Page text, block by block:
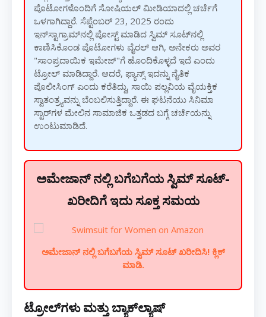
ಪೊಟೋಗಳೊಂದಿಗೆ ಸೋಷಿಯಲ್ ಮೀಡಿಯಾದಲ್ಲಿ ಚರ್ಚೆಗೆ
ಒಳಗಾಗಿದ್ದಾರೆ. ಸೆಪ್ಟೆಂಬರ್ 23, 2025 ರಂದು
ಇನ್‌ಸ್ಟಾಗ್ರಾಮ್‌ನಲ್ಲಿ ಪೋಸ್ಟ್ ಮಾಡಿದ ಸ್ವಿಮ್ ಸೂಟ್‌ನಲ್ಲಿ
ಕಾಣಿಸಿಕೊಂಡ ಪೊಟೋಗಳು ವೈರಲ್ ಆಗಿ, ಅನೇಕರು ಅವರ
"ಸಾಂಪ್ರದಾಯಿಕ ಇಮೇಜ್"ಗೆ ಹೊಂದಿಕೊಳ್ಳದೆ ಇದೆ ಎಂದು
ಟ್ರೋಲ್ ಮಾಡಿದ್ದಾರೆ. ಆದರೆ, ಫ್ಯಾನ್ಸ್ ಇದನ್ನು ನೈತಿಕ
ಪೊಲೀಸಿಂಗ್ ಎಂದು ಕರೆತಿದ್ದು, ಸಾಯಿ ಪಲ್ಲವಿಯ ವೈಯಕ್ತಿಕ
ಸ್ವಾತಂತ್ರ್ಯವನ್ನು ಬೆಂಬಲಿಸುತ್ತಿದ್ದಾರೆ. ಈ ಘಟನೆಯು ಸಿನಿಮಾ
ಸ್ಟಾರ್‌ಗಳ ಮೇಲಿನ ಸಾಮಾಜಿಕ ಒತ್ತಡದ ಬಗ್ಗೆ ಚರ್ಚೆಯನ್ನು
ಉಂಟುಮಾಡಿದೆ.
ಅಮೇಜಾನ್ ನಲ್ಲಿ ಬಗೆಬಗೆಯ ಸ್ವಿಮ್ ಸೂಟ್-
ಖರೀದಿಗೆ ಇದು ಸೂಕ್ತ ಸಮಯ
ಅಮೇಜಾನ್ ನಲ್ಲಿ ಬಗೆಬಗೆಯ ಸ್ವಿಮ್ ಸೂಟ್ ಖರೀದಿಸಿ! ಕ್ಲಿಕ್
ಮಾಡಿ.
ಟ್ರೋಲ್‌ಗಳು ಮತ್ತು ಬ್ಯಾಕ್‌ಲ್ಯಾಷ್